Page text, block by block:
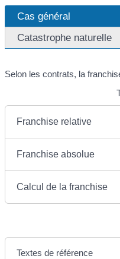
Cas général
Catastrophe naturelle
Selon les contrats, la
Franchise relative
Franchise absolue
Calcul de la franchise
Textes de référence